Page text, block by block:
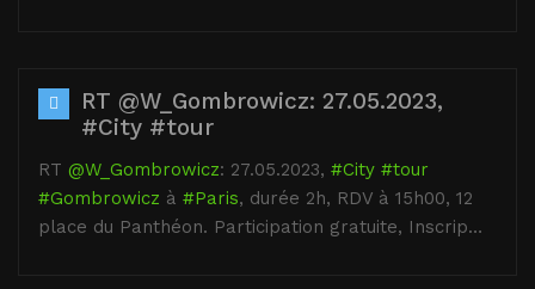
RT @W_Gombrowicz: 27.05.2023,
#City #tour
RT @W_Gombrowicz: 27.05.2023, #City #tour
#Gombrowicz à #Paris, durée 2h, RDV à 15h00, 12
place du Panthéon. Participation gratuite, Inscrip…